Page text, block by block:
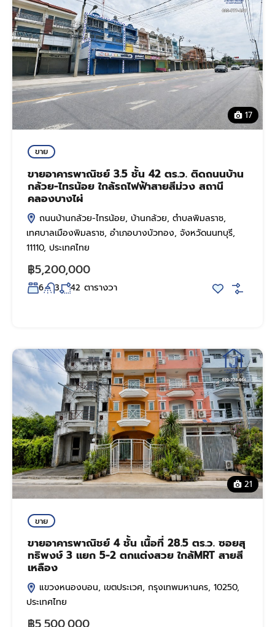
17
ขาย
ขายอาคารพาณิชย์ 3.5 ชั้น 42 ตร.ว. ติดถนนบ้าน
กล้วย-ไทรน้อย ใกล้รถไฟฟ้าสายสีม่วง สถานี
คลองบางไผ่
ถนนบ้านกล้วย-ไทรน้อย, บ้านกล้วย, ตำบลพิมลราช,
เทศบาลเมืองพิมลราช, อำเภอบางบัวทอง, จังหวัดนนทบุรี,
11110, ประเทศไทย
฿5,200,000
6 3 42 ตารางวา
21
ขาย
ขายอาคารพาณิชย์ 4 ชั้น เนื้อที่ 28.5 ตร.ว. ซอยสุ
ทธิพงษ์ 3 แยก 5-2 ตกแต่งสวย ใกล้MRT สายสี
เหลือง
แขวงหนองบอน, เขตประเวศ, กรุงเทพมหานคร, 10250,
ประเทศไทย